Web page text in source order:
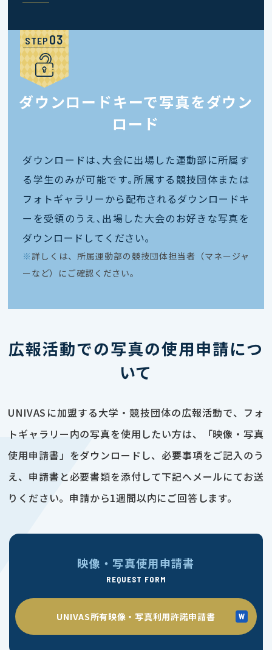
STEP
ダウンロードキーで写真をダウン
ロード
ダウンロードは､大会に出場した運動部に所属す
る学生のみが可能です｡所属する競技団体または
フォトギャラリーから配布されるダウンロードキ
ーを受領のうえ､出場した大会のお好きな写真を
ダウンロードしてください｡
※ 詳しくは、所属運動部の競技団体担当者（マネージャ
ーなど）にご確認ください。
広報活動での写真の使用申請につ
いて
UNIVASに加盟する大学・競技団体の広報活動で、フォ
トギャラリー内の写真を使用したい方は、「映像・写真
使用申請書」をダウンロードし、必要事項をご記入のう
え、申請書と必要書類を添付して下記へメールにてお送
りください。申請から1週間以内にご回答します。
映像・写真使用申請書
REQUEST FORM
UNIVAS所有映像・写真利用許諾申請書